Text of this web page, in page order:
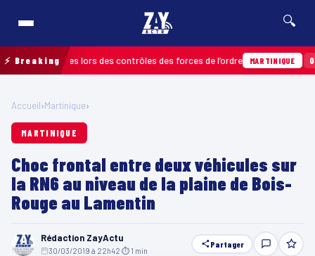
🔍
⚡ Breaking
relevées lors des contrôles des forces de l’ordre MARTINIQUE 04/08
Accueil›Martinique›
MARTINIQUE
Choc frontal entre deux véhicules sur
la RN6 au niveau de la plaine de Bois-
Rouge au Lamentin
Rédaction ZayActu
30/03/2019 à 22h42 ⏱ 1 min
Partager